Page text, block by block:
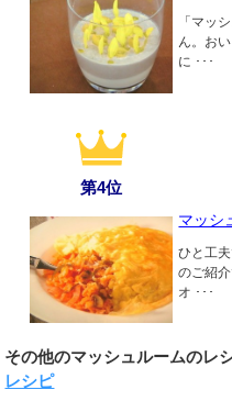
「マッ
ん。お
に ･･･
第4位
マッシ
ひと工
のご紹
オ ･･･
その他のマッシュルームのレ
レシピ